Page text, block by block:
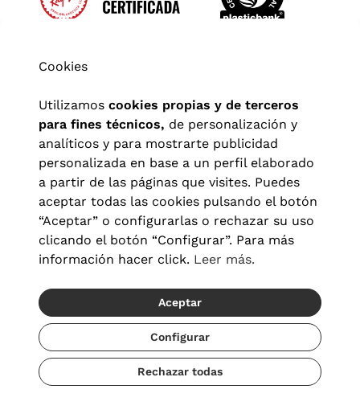
Aviso legal| Política de privacidad Términos y condiciones
Política de cookies|Configuración de cookies
© 2026 Visionlab España
Cookies
Utilizamos cookies propias y de terceros
para fines técnicos, de personalización y
analíticos y para mostrarte publicidad
personalizada en base a un perfil elaborado
a partir de las páginas que visites. Puedes
aceptar todas las cookies pulsando el botón
“Aceptar” o configurarlas o rechazar su uso
clicando el botón “Configurar”. Para más
información hacer click. Leer más.
Aceptar
Configurar
Rechazar todas